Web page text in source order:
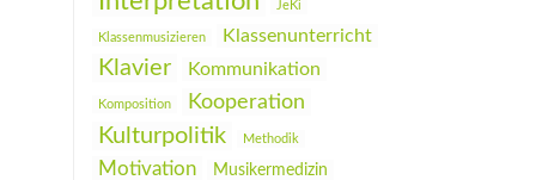
JeKi
Klassenmusizieren Klassenunterricht
Klavier Kommunikation
Komposition Kooperation
Kulturpolitik Methodik
Motivation Musikermedizin